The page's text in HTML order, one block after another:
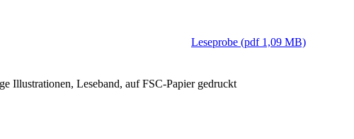
Leseprobe (pdf 1,09 MB)
Illustrationen, Leseband, auf FSC-Papier gedruckt